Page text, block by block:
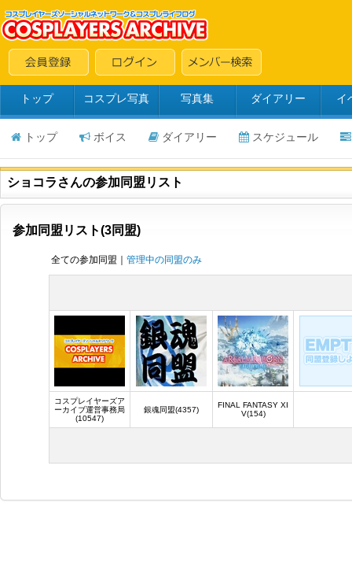
トップ コスプレ写真 写真集 ダイアリー イ
トップ ボイス ダイアリー スケジュール
ショコラさんの参加同盟リスト
参加同盟リスト(3同盟)
全ての参加同盟｜ 管理中の同盟のみ
コスプレイヤーズア
ーカイブ運営事務局
(10547)
銀魂同盟(4357)
FINAL FANTASY XI
V(154)